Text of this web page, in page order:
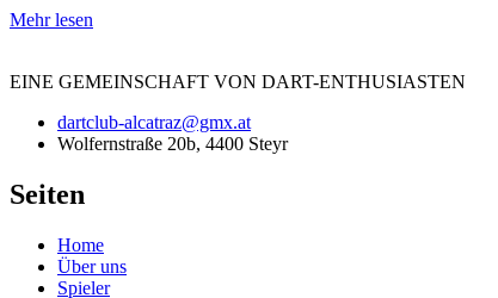
Mehr lesen
EINE GEMEINSCHAFT VON DART-ENTHUSIASTEN
dartclub-alcatraz@gmx.at
Wolfernstraße 20b, 4400 Steyr
Seiten
Home
Über uns
Spieler